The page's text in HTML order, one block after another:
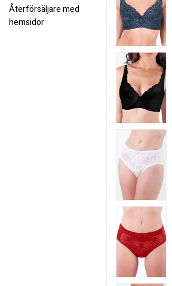
Återförsäljare med
hemsidor